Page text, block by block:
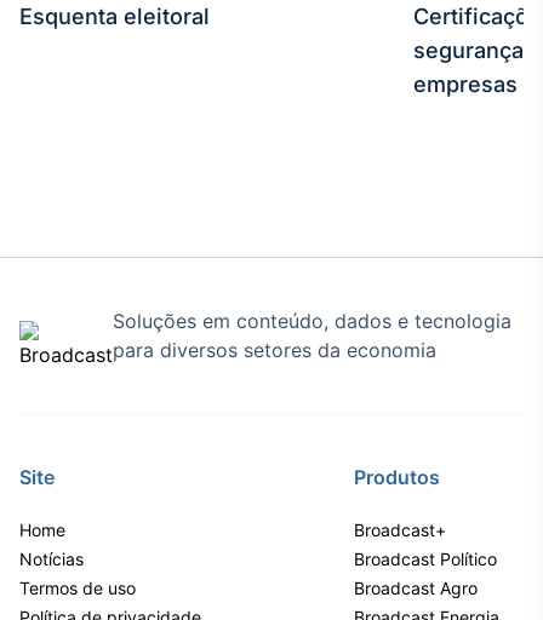
Esquenta eleitoral
segurança
empresas
Soluções em conteúdo, dados e tecnologia
para diversos setores da economia
Site
Home
Notícias
Termos de uso
Produtos
Broadcast+
Broadcast Político
Broadcast Agro